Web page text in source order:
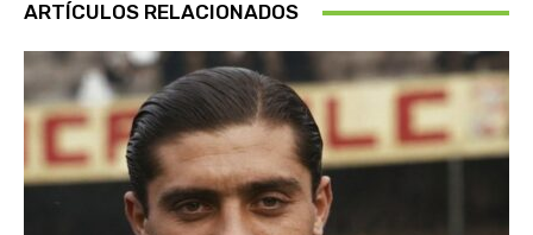
ARTÍCULOS RELACIONADOS